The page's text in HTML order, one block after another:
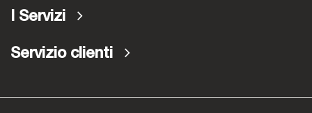
I Servizi
Servizio clienti